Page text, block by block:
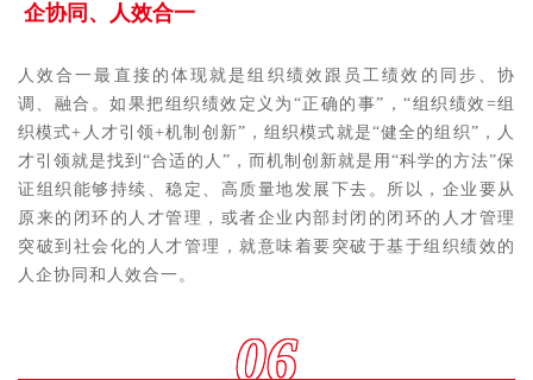
企协同、人效合一
人效合一最直接的体现就是组织绩效跟员工绩效的同步、协
调、融合。如果把组织绩效定义为“正确的事”，“组织绩效=组
织模式+人才引领+机制创新”，组织模式就是“健全的组织”，人
才引领就是找到“合适的人”，而机制创新就是用“科学的方法”保
证组织能够持续、稳定、高质量地发展下去。所以，企业要从
原来的闭环的人才管理，或者企业内部封闭的闭环的人才管理
突破到社会化的人才管理，就意味着要突破于基于组织绩效的
人企协同和人效合一。
06